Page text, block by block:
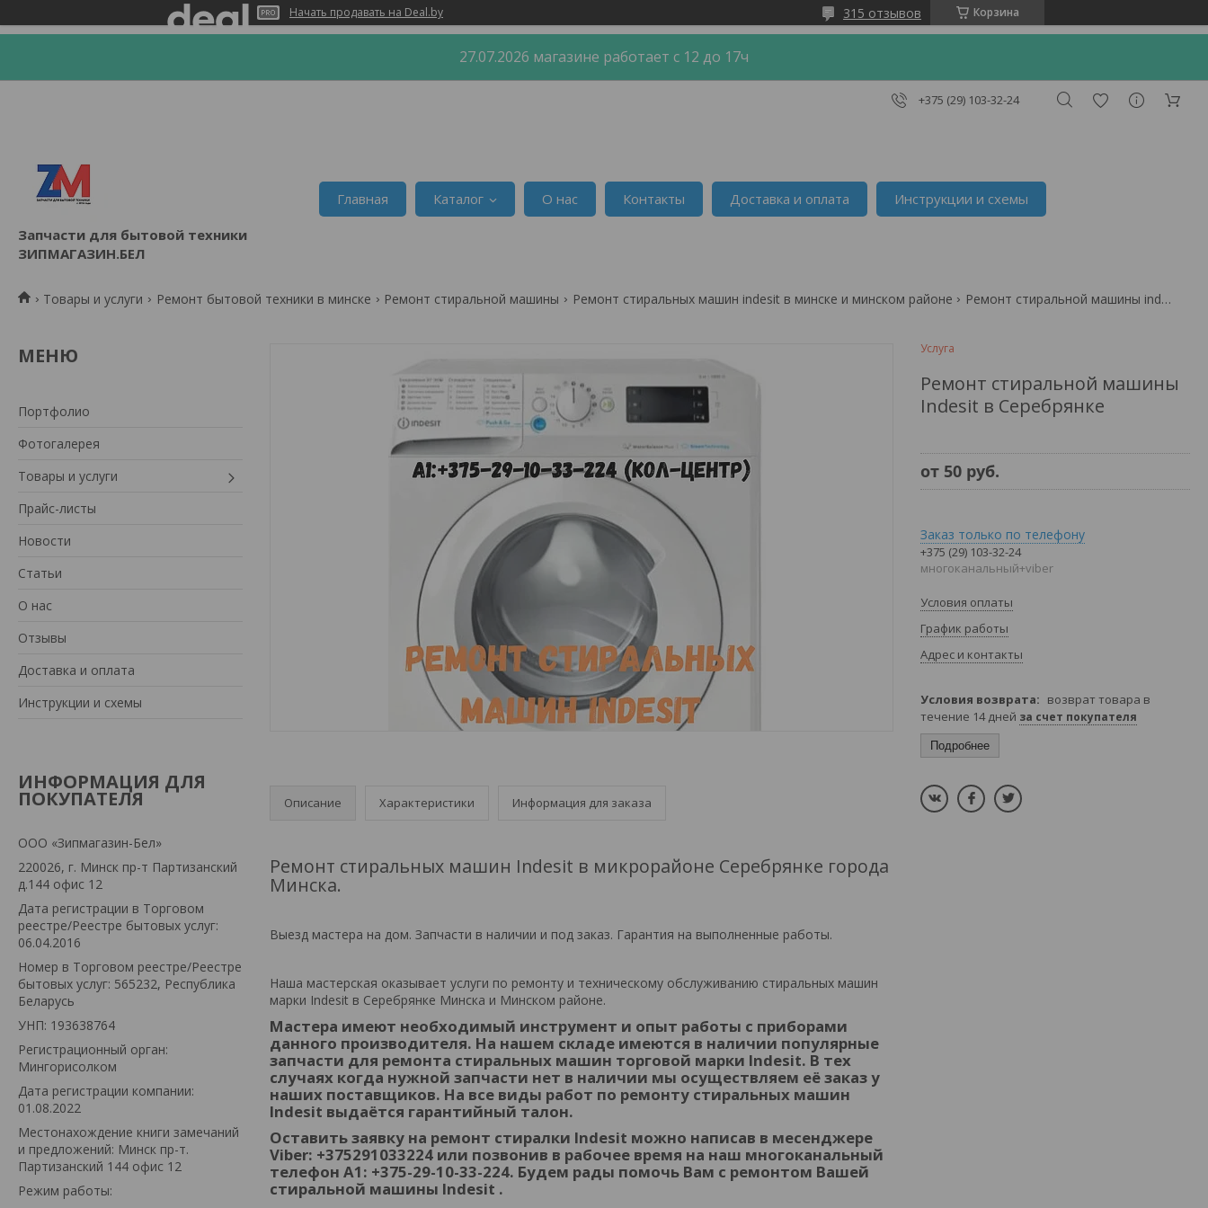
Начать продавать на Deal.by Корзина
315 отзывов
27.07.2026 магазине работает с 12 до 17ч
+375 (29) 103-32-24
Запчасти для бытовой техники
ЗИПМАГАЗИН.БЕЛ
Главная Каталог О нас Контакты Доставка и оплата Инструкции и схемы
Товары и услуги Ремонт бытовой техники в минске Ремонт стиральной машины Ремонт стиральных машин indesit в минске и минском районе Ремонт стиральной машины indesit в серебрянке
Портфолио
Фотогалерея
Товары и услуги
Прайс-листы
Новости
Статьи
О нас
Отзывы
Доставка и оплата
Инструкции и схемы
ИНФОРМАЦИЯ ДЛЯ
ПОКУПАТЕЛЯ
ООО «Зипмагазин-Бел»
220026, г. Минск пр-т Партизанский
д.144 офис 12
Дата регистрации в Торговом
реестре/Реестре бытовых услуг:
06.04.2016
Номер в Торговом реестре/Реестре
бытовых услуг: 565232, Республика
Беларусь
УНП: 193638764
Регистрационный орган:
Мингорисолком
Дата регистрации компании:
01.08.2022
Местонахождение книги замечаний
и предложений: Минск пр-т.
Партизанский 144 офис 12
Режим работы:
Описание Характеристики Информация для заказа
Ремонт стиральных машин Indesit в микрорайоне Серебрянке города
Минска.
Выезд мастера на дом. Запчасти в наличии и под заказ. Гарантия на выполненные работы.
Наша мастерская оказывает услуги по ремонту и техническому обслуживанию стиральных машин
марки Indesit в Серебрянке Минска и Минском районе.
Мастера имеют необходимый инструмент и опыт работы с приборами
данного производителя. На нашем складе имеются в наличии популярные
запчасти для ремонта стиральных машин торговой марки Indesit. В тех
случаях когда нужной запчасти нет в наличии мы осуществляем её заказ у
наших поставщиков. На все виды работ по ремонту стиральных машин
Indesit выдаётся гарантийный талон.
Оставить заявку на ремонт стиралки Indesit можно написав в месенджере
Viber: +375291033224 или позвонив в рабочее время на наш многоканальный
телефон А1: +375-29-10-33-224. Будем рады помочь Вам с ремонтом Вашей
стиральной машины Indesit .
Услуга
Ремонт стиральной машины
Indesit в Серебрянке
от 50 руб.
Заказ только по телефону
+375 (29) 103-32-24
многоканальный+viber
Условия оплаты
График работы
Адрес и контакты
возврат товара в
течение 14 дней за счет покупателя
Подробнее